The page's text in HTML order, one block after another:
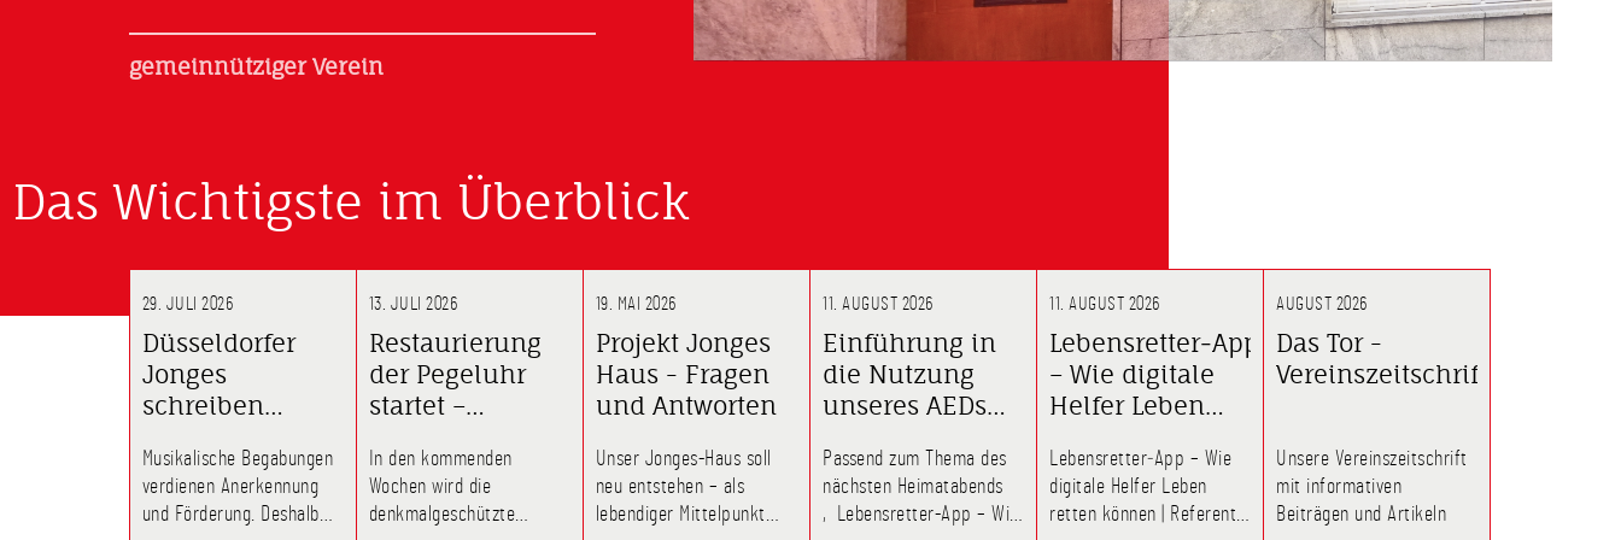
gemeinnütziger Verein
Das Wichtigste im Überblick
29. JULI 2026
Düsseldorfer
Jonges
schreiben
Musik aus
Musikalische Begabungen
verdienen Anerkennung
und Förderung. Deshalb
13. JULI 2026
Restaurierung
der Pegeluhr
startet –
im August
geplant
In den kommenden
Wochen wird die
denkmalgeschützte
19. MAI 2026
Projekt Jonges
Haus - Fragen
und Antworten
Unser Jonges-Haus soll
neu entstehen – als
lebendiger Mittelpunkt
11. AUGUST 2026
Einführung in
die Nutzung
unseres AEDs
Passend zum Thema des
nächsten Heimatabends
‚Lebensretter-App – Wie
11. AUGUST 2026
Lebensretter‑App
– Wie digitale
Helfer Leben
Lebensretter‑App – Wie
digitale Helfer Leben
retten können | Referent:
AUGUST 2026
Das Tor -
Vereinszeitschrift
Unsere Vereinszeitschrift
mit informativen
Beiträgen und Artikeln